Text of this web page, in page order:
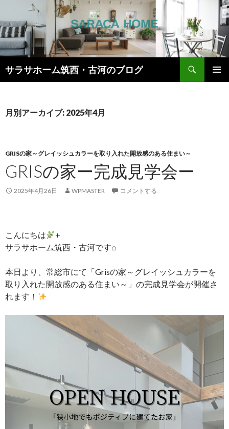
サラサホーム筑西・古河のブログ
索
ン
キ
ッ
プ
月別アーカイブ: 2025年4月
GRISの家～グレイッシュカラーを取り入れた開放感のある住まい～
GRISの家ー完成見学会ー
2025年4月26日 WPMASTER コメントする
こんにちは
+
サラサホーム筑西・古河です⌂
本日より、常総市にて「Grisの家～グレイッシュカラーを
取り入れた開放感のある住まい～」の完成見学会が開催さ
れます！